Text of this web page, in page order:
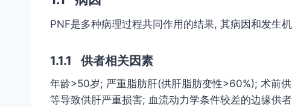
PNF是多种病理过程共同作用的结果, 其病因和发生
1.1.1 供者相关因素
年龄>50岁; 严重脂肪肝(供肝脂肪变性>60%); 术前
等导致供肝严重损害; 血流动力学条件较差的边缘供